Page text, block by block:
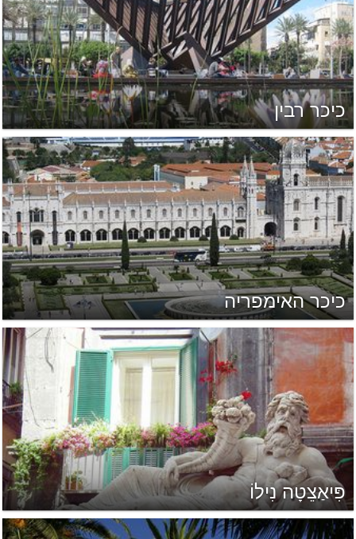
כיכר רבין
כיכר האימפריה
פִּיאַצֵטָה נִילוֹ